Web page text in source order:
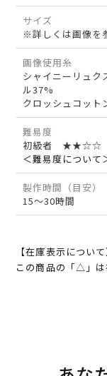
サイズ
※詳しくは画像を
画像使用糸
シャイニーリュク
ル37%
クロッシュコット
難易度
初級者 ★★☆☆
＜難易度について
製作時間（目安）
15～30時間
【在庫表示について
この商品の「△」は